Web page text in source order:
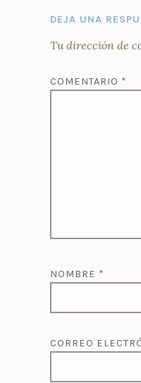
DEJA UNA
Tu dirección de
COMENTARIO *
NOMBRE *
CORREO